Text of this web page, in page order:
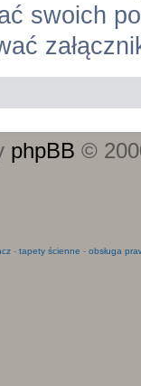
swoich
phpBB ©
- tapety ścienne - obsługa